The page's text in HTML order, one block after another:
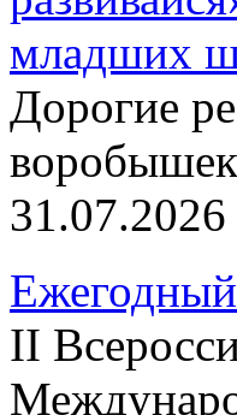
младших
Дорогие
воробышек
31.07.2026
II